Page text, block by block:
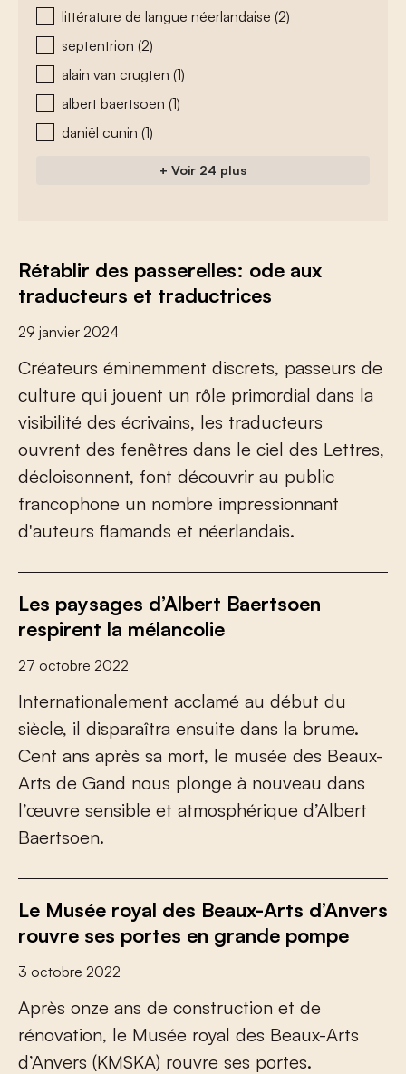
zoeken - tags
littérature de langue néerlandaise (2)
septentrion (2)
alain van crugten (1)
albert baertsoen (1)
daniël cunin (1)
+ Voir 24 plus
Rétablir des passerelles: ode aux
traducteurs et traductrices
29 janvier 2024
Créateurs éminemment discrets, passeurs de
culture qui jouent un rôle primordial dans la
visibilité des écrivains, les traducteurs
ouvrent des fenêtres dans le ciel des Lettres,
décloisonnent, font découvrir au public
francophone un nombre impressionnant
d'auteurs flamands et néerlandais.
Les paysages d’Albert Baertsoen
respirent la mélancolie
27 octobre 2022
Internationalement acclamé au début du
siècle, il disparaîtra ensuite dans la brume.
Cent ans après sa mort, le musée des Beaux-
Arts de Gand nous plonge à nouveau dans
l’œuvre sensible et atmosphérique d’Albert
Baertsoen.
Le Musée royal des Beaux-Arts d’Anvers
rouvre ses portes en grande pompe
3 octobre 2022
Après onze ans de construction et de
rénovation, le Musée royal des Beaux-Arts
d’Anvers (KMSKA) rouvre ses portes.